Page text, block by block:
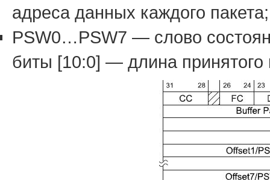
адреса данных каждого пакета;
PSW0…PSW7 — слово
биты [10:0] — длина принятого